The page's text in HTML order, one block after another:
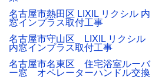
名古屋市熱田区 LIXIL リクシル 内
窓インプラス取付工事
名古屋市守山区 LIXIL リクシル
内窓インプラス取付工事
名古屋市名東区 住宅浴室ルーバ
ー窓 オペレーターハンドル交換